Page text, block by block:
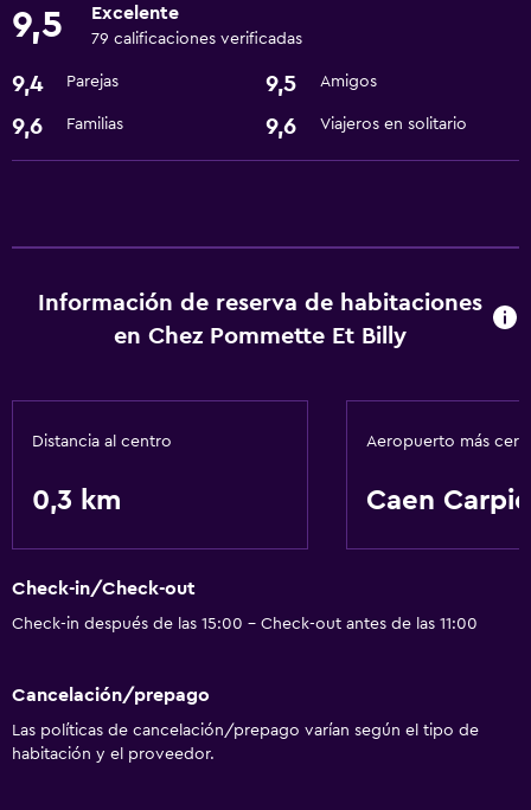
9,5 Excelente
79 calificaciones verificadas
9,4 Parejas 9,5 Amigos
9,6 Familias 9,6 Viajeros en solitario
Información de reserva de habitaciones
en Chez Pommette Et Billy
Distancia al centro
0,3 km
Aeropuerto más
Caen
Check-in/Check-out
Check-in después de las 15:00 - Check-out antes de las 11:00
Cancelación/prepago
Las políticas de cancelación/prepago varían según el tipo de
habitación y el proveedor.